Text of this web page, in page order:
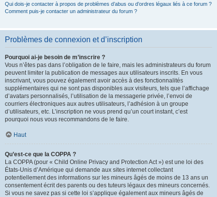
Qui dois-je contacter à propos de problèmes d’abus ou d’ordres légaux liés à ce forum ?
Comment puis-je contacter un administrateur du forum ?
Problèmes de connexion et d’inscription
Pourquoi ai-je besoin de m’inscrire ?
Vous n’êtes pas dans l’obligation de le faire, mais les administrateurs du forum
peuvent limiter la publication de messages aux utilisateurs inscrits. En vous
inscrivant, vous pouvez également avoir accès à des fonctionnalités
supplémentaires qui ne sont pas disponibles aux visiteurs, tels que l’affichage
d’avatars personnalisés, l’utilisation de la messagerie privée, l’envoi de
courriers électroniques aux autres utilisateurs, l’adhésion à un groupe
d’utilisateurs, etc. L’inscription ne vous prend qu’un court instant, c’est
pourquoi nous vous recommandons de le faire.
Haut
Qu’est-ce que la COPPA ?
La COPPA (pour « Child Online Privacy and Protection Act ») est une loi des
États-Unis d’Amérique qui demande aux sites internet collectant
potentiellement des informations sur les mineurs âgés de moins de 13 ans un
consentement écrit des parents ou des tuteurs légaux des mineurs concernés.
Si vous ne savez pas si cette loi s’applique également aux mineurs âgés de